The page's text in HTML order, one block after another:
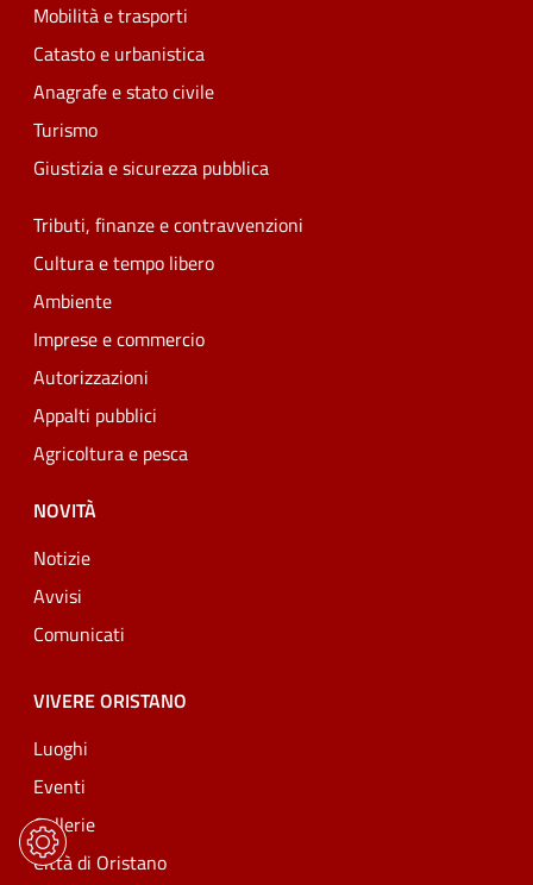
Mobilità e trasporti
Catasto e urbanistica
Anagrafe e stato civile
Turismo
Giustizia e sicurezza pubblica
Tributi, finanze e contravvenzioni
Cultura e tempo libero
Ambiente
Imprese e commercio
Autorizzazioni
Appalti pubblici
Agricoltura e pesca
NOVITÀ
Notizie
Avvisi
Comunicati
VIVERE ORISTANO
Luoghi
Eventi
Gallerie
Città di Oristano